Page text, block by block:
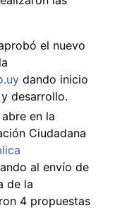
el nuevo
dando inicio
desarrollo.
en la
Ciudadana
al envío de
de la
4 propuestas